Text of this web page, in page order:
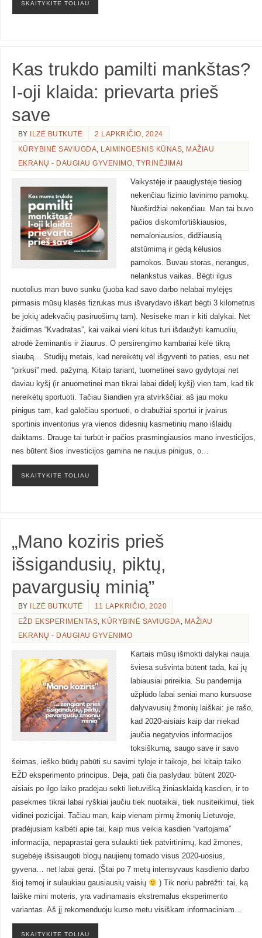
SKAITYKITE TOLIAU
Kas trukdo pamilti mankštas?
I-oji klaida: prievarta prieš
save
BY ILZĖ BUTKUTĖ
2 LAPKRIČIO, 2024
KŪRYBINĖ SAVIUGDA, LAIMINGESNIS KŪNAS, MAŽIAU
EKRANŲ - DAUGIAU GYVENIMO,TYRINĖJIMAI
Vaikystėje ir paauglystėje tiesiog
nekenčiau fizinio lavinimo pamokų.
Nuoširdžiai nekenčiau. Man tai buvo
pačios diskomfortiškiausios,
nemaloniausios, didžiausią
atstūmimą ir gėdą kėlusios
pamokos. Buvau storas, nerangus,
nelankstus vaikas. Bėgti ilgus
nuotolius man buvo sunku (juoba kad savo darbo nelabai mylėjęs
pirmasis mūsų klasės fizrukas mus išvarydavo iškart bėgti 3 kilometrus
be jokių adekvačių pasiruošimų tam). Nesisekė man ir kiti dalykai. Net
žaidimas “Kvadratas”, kai vaikai vieni kitus turi išdaužyti kamuoliu,
atrodė žeminantis ir žiaurus. O persirengimo kambariai kėlė tikrą
siaubą… Studijų metais, kad nereikėtų vėl išgyventi to paties, esu net
“pirkusi” med. pažymą. Kitaip tariant, tuometinei savo gydytojai net
daviau kyšį (ir anuometinei man tikrai labai didelį kyšį) vien tam, kad tik
nereikėtų sportuoti. Tačiau šiandien yra atvirkščiai: aš jau moku
pinigus tam, kad galėčiau sportuoti, o drabužiai sportui ir įvairus
sportinis inventorius yra vienos didesnių kasmetinių mano išlaidų
daiktams. Drauge tai turbūt ir pačios prasmingiausios mano investicijos,
nes būtent šios investicijos gamina ne naujus pinigus, o…
SKAITYKITE TOLIAU
„Mano koziris prieš
išsigandusių, piktų,
pavargusių minią”
BY ILZĖ BUTKUTĖ
11 LAPKRIČIO, 2020
EŽD EKSPERIMENTAS, KŪRYBINĖ SAVIUGDA, MAŽIAU
EKRANŲ - DAUGIAU GYVENIMO
Kartais mūsų išmokti dalykai nauja
šviesa sušvinta būtent tada, kai jų
labiausiai prireikia. Su pandemija
užplūdo labai seniai mano kursuose
dalyvavusių žmonių laiškai: jie rašo,
kad 2020-aisiais kaip dar niekad
jaučia negatyvios informacijos
toksiškumą, saugo save ir savo
šeimas, ieško būdų pabūti su savimi tyloje ir taikoje, bei kitaip taiko
EŽD eksperimento principus. Deja, pati čia paslydau: būtent 2020-
aisiais po ilgo laiko pradėjau sekti lietuvišką žiniasklaidą kasdien, ir to
pasekmes tikrai labai ryškiai jaučiu tiek nuotaikai, tiek nusiteikimui, tiek
vidinei pozicijai. Tačiau man, kaip vienam pirmų žmonių Lietuvoje,
pradėjusiam kalbėti apie tai, kaip mus veikia kasdien “vartojama”
informacija, nepaprastai gera sulaukti tiek patvirtinimų, kad žmonės,
sugebėję išsisaugoti blogų naujienų tornado visus 2020-uosius,
gyvena… net labai gerai. (Štai po 7 metų intensyvaus kasdienio darbo
šioj temoj ir sulaukiau gausiausių vaisių
) Tik noriu pabrėžti: tai, ką
laiške mini moteris, yra vadinamasis ekstremalus eksperimento
variantas. Aš jį rekomenduoju kurso metu visiškam informaciniam…
SKAITYKITE TOLIAU